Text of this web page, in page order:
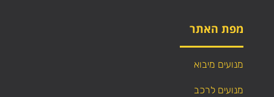
מפת האתר
מנועים מיבוא
מנועים לרכב